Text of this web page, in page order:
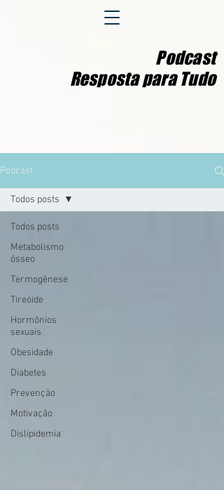
Podcast
Resposta para Tudo
Podcast
Todos posts
Metabolismo
ósseo
Termogênese
Tireóide
Hormônios
sexuais
Obesidade
Diabetes
Prevenção
Motivação
Dislipidemia
Todos posts